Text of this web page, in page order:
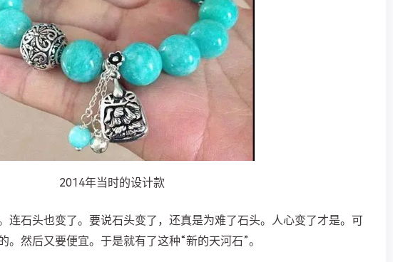
2014年当时的设计款
连石头也变了。要说石头变了，还真是为难了石头。人心变了才是。可
。然后又要便宜。于是就有了这种“新的天河石”。